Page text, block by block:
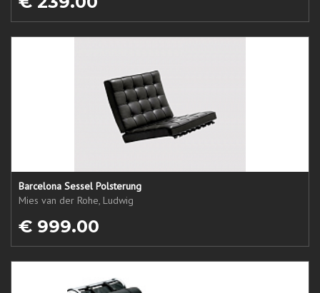
Barcelona Sessel Polsterung
Mies van der Rohe, Ludwig
€ 999.00